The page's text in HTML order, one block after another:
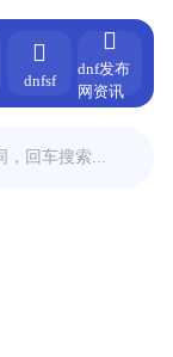
dnfsf
dnf发布
网资讯